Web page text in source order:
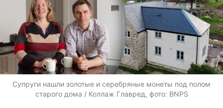
Супруги нашли золотые и серебряные монеты под полом
старого дома / Коллаж Главред, фото: BNPS